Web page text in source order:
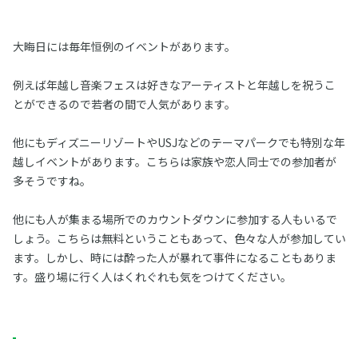
大晦日には毎年恒例のイベントがあります。
例えば年越し音楽フェスは好きなアーティストと年越しを祝うこ
とができるので若者の間で人気があります。
他にもディズニーリゾートやUSJなどのテーマパークでも特別な年
越しイベントがあります。こちらは家族や恋人同士での参加者が
多そうですね。
他にも人が集まる場所でのカウントダウンに参加する人もいるで
しょう。こちらは無料ということもあって、色々な人が参加してい
ます。しかし、時には酔った人が暴れて事件になることもありま
す。盛り場に行く人はくれぐれも気をつけてください。